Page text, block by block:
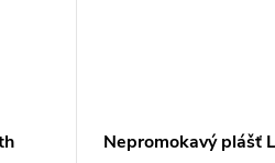
Nepromokavý plášť